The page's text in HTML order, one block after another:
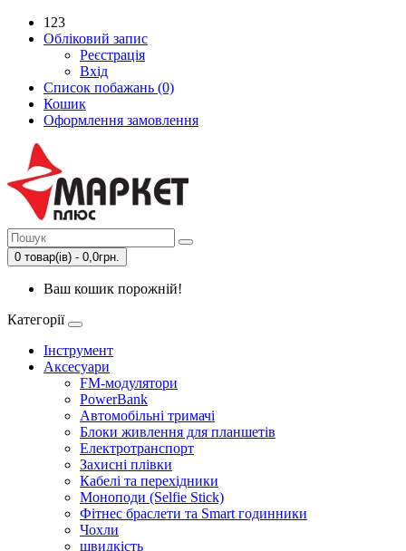
123
Обліковий запис
Реєстрація
Вхід
Список побажань (0)
Кошик
Оформлення замовлення
0 товар(ів) - 0,0грн.
Ваш кошик порожній!
Категорії
Інструмент
Аксесуари
FM-модулятори
PowerBank
Автомобільні тримачі
Блоки живлення для планшетів
Електротранспорт
Захисні плівки
Кабелі та перехідники
Моноподи (Selfie Stick)
Фітнес браслети та Smart годинники
Чохли
швидкість